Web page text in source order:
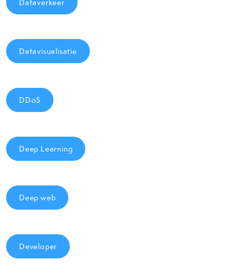
Dataverkeer
Datavisualisatie
DDoS
Deep Learning
Deep web
Developer